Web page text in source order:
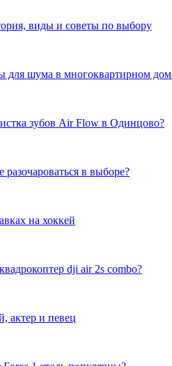
виды и советы по выбору
для шума в многоквартирном
зубов Air Flow в Одинцово?
разочароваться в выборе?
на хоккей
dji air 2s combo?
актер и певец